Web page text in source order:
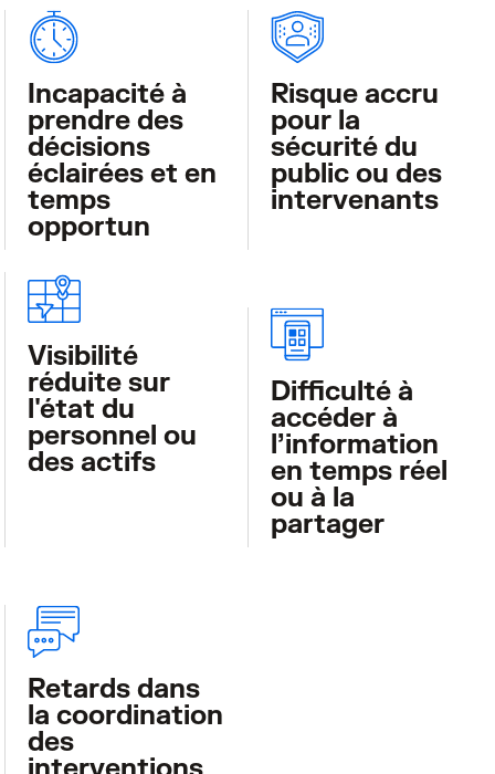
Incapacité à
prendre des
décisions
éclairées et en
temps
opportun
Risque accru
pour la
sécurité du
public ou des
intervenants
Visibilité
réduite sur
l'état du
personnel ou
des actifs
Difficulté à
accéder à
l’information
en temps réel
ou à la
partager
Retards dans
la coordination
des